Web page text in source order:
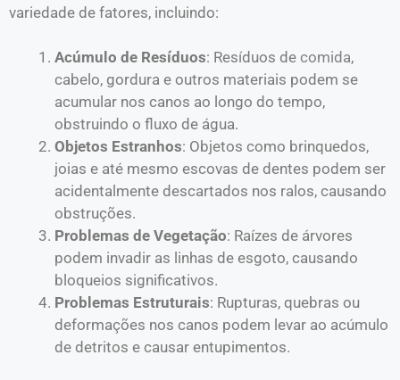
variedade de fatores, incluindo:
Acúmulo de Resíduos: Resíduos de comida,
cabelo, gordura e outros materiais podem se
acumular nos canos ao longo do tempo,
obstruindo o fluxo de água.
Objetos Estranhos: Objetos como brinquedos,
joias e até mesmo escovas de dentes podem ser
acidentalmente descartados nos ralos, causando
obstruções.
Problemas de Vegetação: Raízes de árvores
podem invadir as linhas de esgoto, causando
bloqueios significativos.
Problemas Estruturais: Rupturas, quebras ou
deformações nos canos podem levar ao acúmulo
de detritos e causar entupimentos.